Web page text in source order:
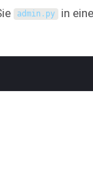
admin . py in